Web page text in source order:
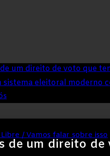
/ Vamos falar sobre isso
um direito de voto que
sistema eleitoral moderno
de um direito